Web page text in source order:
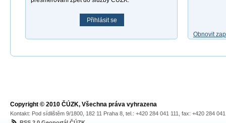
Přihlásit se
Obnovit
Copyright © 2010 ČÚZK, Všechna práva vyhrazena
Kontakt: Pod sídlištěm 9/1800, 182 11 Praha 8, tel.: +420 284 041 111, fax: +420 284